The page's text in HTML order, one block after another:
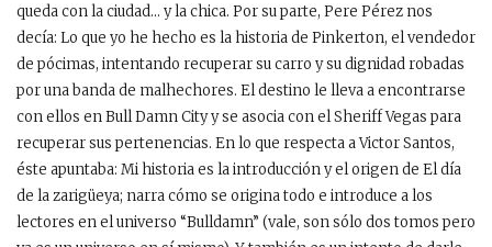
queda con la ciudad… y la chica. Por su parte, Pere Pérez nos
decía: Lo que yo he hecho es la historia de Pinkerton, el vendedor
de pócimas, intentando recuperar su carro y su dignidad robadas
por una banda de malhechores. El destino le lleva a encontrarse
con ellos en Bull Damn City y se asocia con el Sheriff Vegas para
recuperar sus pertenencias. En lo que respecta a Victor Santos,
éste apuntaba: Mi historia es la introducción y el origen de El día
de la zarigüeya; narra cómo se origina todo e introduce a los
lectores en el universo “Bulldamn” (vale, son sólo dos tomos pero